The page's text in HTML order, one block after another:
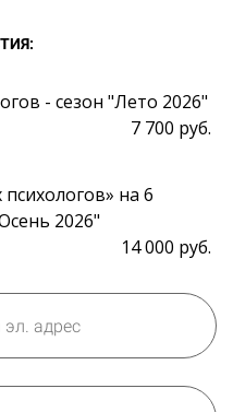
- сезон "Лето 2026"
7 700 руб.
на 6
2026"
14 000 руб.